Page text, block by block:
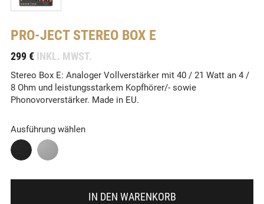
PRO-JECTSTEREO BOX E
299 € INKL. MWST.
Stereo Box E: Analoger Vollverstärker mit 40 / 21 Watt an 4 /
8 Ohm und leistungsstarkem Kopfhörer/- sowie
Phonovorverstärker. Made in EU.
Ausführung wählen
IN DEN WARENKORB